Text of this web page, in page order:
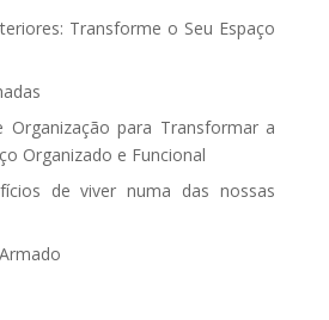
Transforme o Seu Espaço
Organização para Transformar a
Organizado e Funcional
de viver numa das nossas